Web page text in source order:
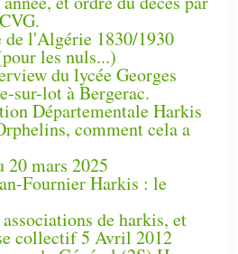
de l'Algérie 1830/1930
les nuls...)
du lycée Georges
sur-lot à Bergerac.
Départementale Harkis
comment cela a
20 mars 2025
Fournier Harkis : le
de harkis, et
collectif 5 Avril 2012